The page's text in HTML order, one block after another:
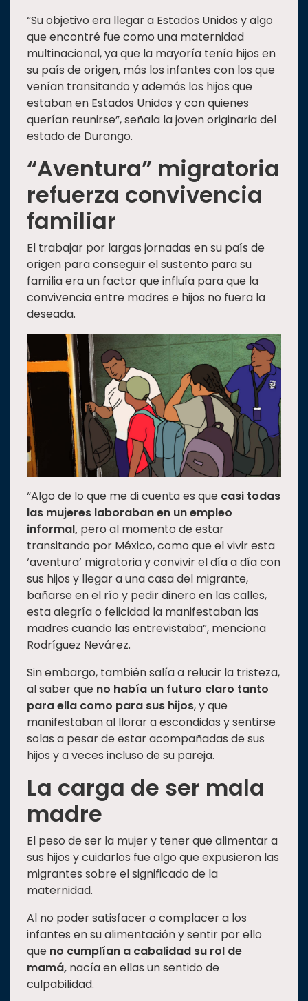
“Su objetivo era llegar a Estados Unidos y algo
que encontré fue como una maternidad
multinacional, ya que la mayoría tenía hijos en
su país de origen, más los infantes con los que
venían transitando y además los hijos que
estaban en Estados Unidos y con quienes
querían reunirse”, señala la joven originaria del
estado de Durango.
“Aventura” migratoria
refuerza convivencia
familiar
El trabajar por largas jornadas en su país de
origen para conseguir el sustento para su
familia era un factor que influía para que la
convivencia entre madres e hijos no fuera la
deseada.
“Algo de lo que me di cuenta es que casi todas
las mujeres laboraban en un empleo
informal, pero al momento de estar
transitando por México, como que el vivir esta
‘aventura’ migratoria y convivir el día a día con
sus hijos y llegar a una casa del migrante,
bañarse en el río y pedir dinero en las calles,
esta alegría o felicidad la manifestaban las
madres cuando las entrevistaba”, menciona
Rodríguez Nevárez.
Sin embargo, también salía a relucir la tristeza,
al saber que no había un futuro claro tanto
para ella como para sus hijos, y que
manifestaban al llorar a escondidas y sentirse
solas a pesar de estar acompañadas de sus
hijos y a veces incluso de su pareja.
La carga de ser mala
madre
El peso de ser la mujer y tener que alimentar a
sus hijos y cuidarlos fue algo que expusieron las
migrantes sobre el significado de la
maternidad.
Al no poder satisfacer o complacer a los
infantes en su alimentación y sentir por ello
que no cumplían a cabalidad su rol de
mamá, nacía en ellas un sentido de
culpabilidad.